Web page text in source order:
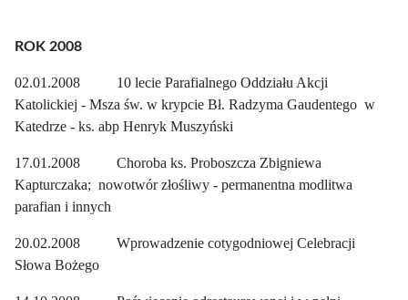
ROK 2008
02.01.2008 10 lecie Parafialnego Oddziału Akcji
Katolickiej - Msza św. w krypcie Bł. Radzyma Gaudentego w
Katedrze - ks. abp Henryk Muszyński
17.01.2008 Choroba ks. Proboszcza Zbigniewa
Kapturczaka; nowotwór złośliwy - permanentna modlitwa
parafian i innych
20.02.2008 Wprowadzenie cotygodniowej Celebracji
Słowa Bożego